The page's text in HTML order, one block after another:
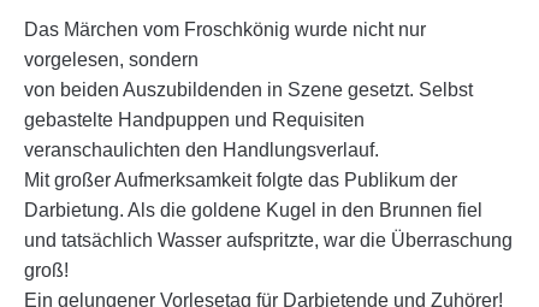
Das Märchen vom Froschkönig wurde nicht nur
vorgelesen, sondern
von beiden Auszubildenden in Szene gesetzt. Selbst
gebastelte Handpuppen und Requisiten
veranschaulichten den Handlungsverlauf.
Mit großer Aufmerksamkeit folgte das Publikum der
Darbietung. Als die goldene Kugel in den Brunnen fiel
und tatsächlich Wasser aufspritzte, war die Überraschung
groß!
Ein gelungener Vorlesetag für Darbietende und Zuhörer!